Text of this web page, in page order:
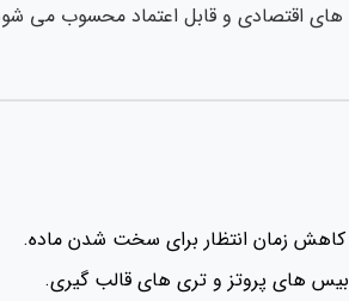
های اقتصادی و قابل اعتماد محسوب
و کاهش زمان انتظار برای سخت شدن ماده.
های پروتز و تری های قالب گیری.